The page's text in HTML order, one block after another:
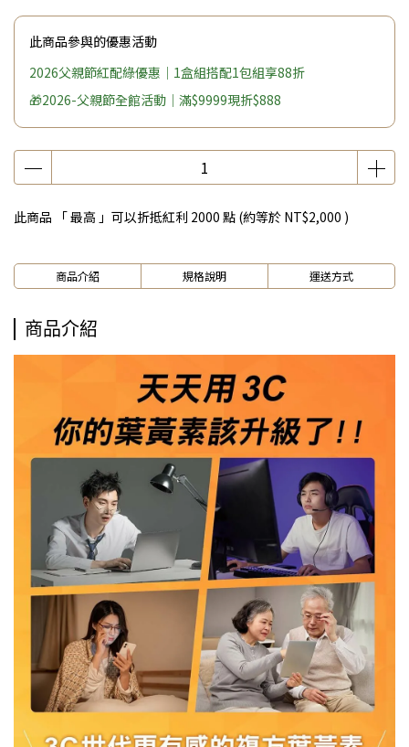
此商品參與的優惠活動
2026父親節紅配綠優惠｜1盒組搭配1包組享88折
🎁2026-父親節全館活動｜滿$9999現折$888
此商品 「 最高 」可以折抵紅利 2000 點 (約等於 NT$2,000 )
商品介紹 規格說明 運送方式
商品介紹